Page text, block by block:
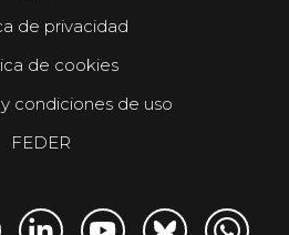
de privacidad
de cookies
condiciones de uso
FEDER